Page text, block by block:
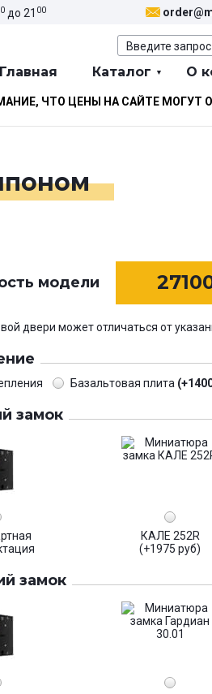
до 21 00
Главная Каталог О
ЧТО ЦЕНЫ НА САЙТЕ МОГУТ
модели
двери может отличаться от
Базальтовая плита
замок
КАЛЕ 252R
(+1975 руб)
замок